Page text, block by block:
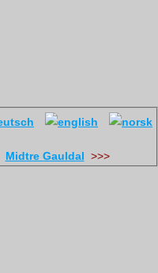
Midtre Gauldal